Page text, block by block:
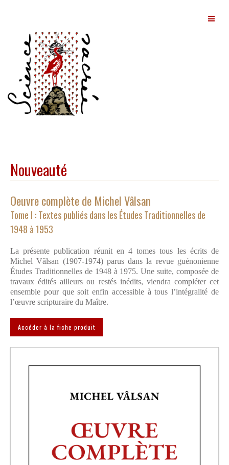
Éditorial
Les écrits de Michel Vâlsan
Articles divers
Librairie
Revue Science sacrée
Autres livres
Tarifs libraires
Contact
Nouveauté
Oeuvre complète de Michel Vâlsan
Tome I : Textes publiés dans les Études Traditionnelles de
1948 à 1953
La présente publication réunit en 4 tomes tous les écrits de
Michel Vâlsan (1907-1974) parus dans la revue guénonienne
Études Traditionnelles de 1948 à 1975. Une suite, composée de
travaux édités ailleurs ou restés inédits, viendra compléter cet
ensemble pour que soit enfin accessible à tous l’intégralité de
l’œuvre scripturaire du Maître.
Accéder à la fiche produit